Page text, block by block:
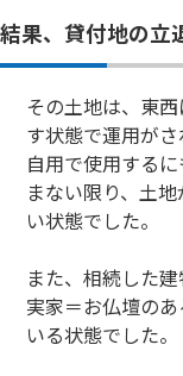
結果、貸付地の
その土地は、東
す状態で運用がさ
自用で使用する
まない限り、土
い状態でした。
また、相続した
実家＝お仏壇の
いる状態でした。